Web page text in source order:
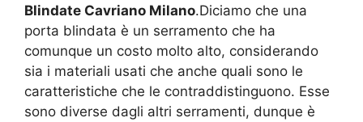
Blindate Cavriano Milano.Diciamo che una
porta blindata è un serramento che ha
comunque un costo molto alto, considerando
sia i materiali usati che anche quali sono le
caratteristiche che le contraddistinguono. Esse
sono diverse dagli altri serramenti, dunque è